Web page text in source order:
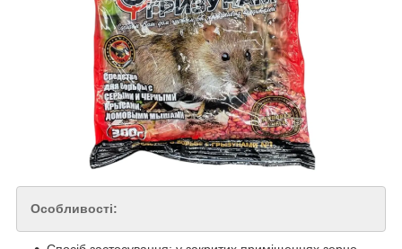
Особливості: